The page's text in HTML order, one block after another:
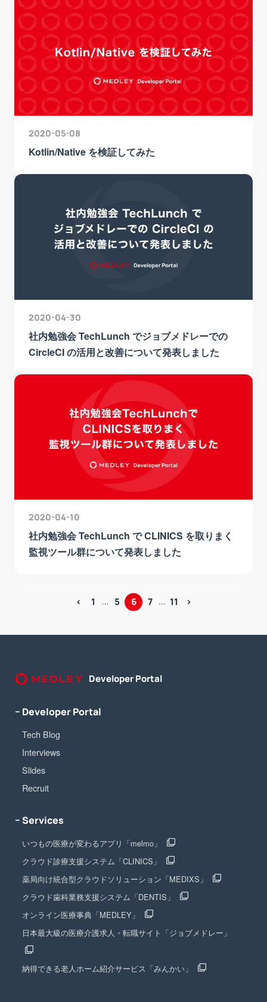
2020-05-08
Kotlin/Native を検証してみた
2020-04-30
社内勉強会 TechLunch でジョブメドレーでの
CircleCI の活用と改善について発表しました
2020-04-10
社内勉強会 TechLunch で CLINICS を取りまく
監視ツール群について発表しました
< 1 … 5 6 7 … 11 >
Developer Portal
− Developer Portal
Tech Blog
Interviews
Slides
Recruit
− Services
いつもの医療が変わるアプリ「melmo」
クラウド診療支援システム「CLINICS」
薬局向け統合型クラウドソリューション「MEDIXS」
クラウド歯科業務支援システム「DENTIS」
オンライン医療事典「MEDLEY」
日本最大級の医療介護求人・転職サイト「ジョブメドレー」
納得できる老人ホーム紹介サービス「みんかい」